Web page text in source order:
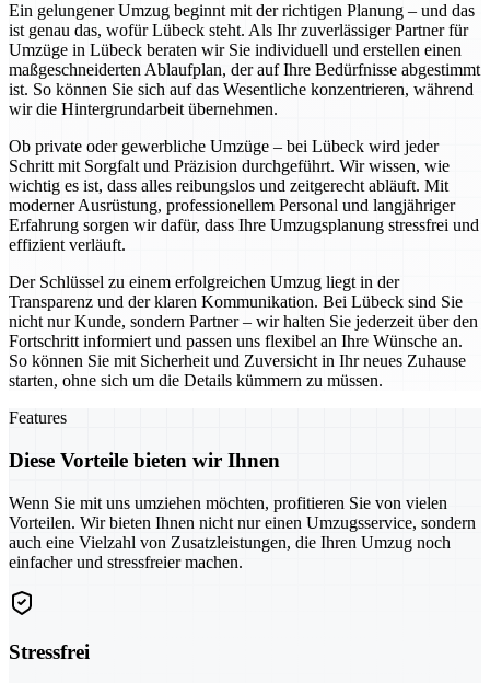
Ein gelungener Umzug beginnt mit der richtigen Planung – und das
ist genau das, wofür Lübeck steht. Als Ihr zuverlässiger Partner für
Umzüge in Lübeck beraten wir Sie individuell und erstellen einen
maßgeschneiderten Ablaufplan, der auf Ihre Bedürfnisse abgestimmt
ist. So können Sie sich auf das Wesentliche konzentrieren, während
wir die Hintergrundarbeit übernehmen.
Ob private oder gewerbliche Umzüge – bei Lübeck wird jeder
Schritt mit Sorgfalt und Präzision durchgeführt. Wir wissen, wie
wichtig es ist, dass alles reibungslos und zeitgerecht abläuft. Mit
moderner Ausrüstung, professionellem Personal und langjähriger
Erfahrung sorgen wir dafür, dass Ihre Umzugsplanung stressfrei und
effizient verläuft.
Der Schlüssel zu einem erfolgreichen Umzug liegt in der
Transparenz und der klaren Kommunikation. Bei Lübeck sind Sie
nicht nur Kunde, sondern Partner – wir halten Sie jederzeit über den
Fortschritt informiert und passen uns flexibel an Ihre Wünsche an.
So können Sie mit Sicherheit und Zuversicht in Ihr neues Zuhause
starten, ohne sich um die Details kümmern zu müssen.
Features
Diese Vorteile bieten wir Ihnen
Wenn Sie mit uns umziehen möchten, profitieren Sie von vielen
Vorteilen. Wir bieten Ihnen nicht nur einen Umzugsservice, sondern
auch eine Vielzahl von Zusatzleistungen, die Ihren Umzug noch
einfacher und stressfreier machen.
Stressfrei